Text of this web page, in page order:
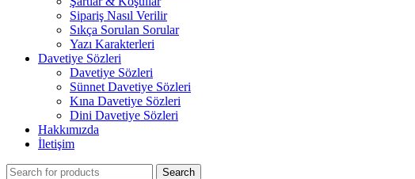
Sipariş Nasıl Verilir
Sıkça Sorulan Sorular
Yazı Karakterleri
Davetiye Sözleri
Davetiye Sözleri
Sünnet Davetiye Sözleri
Kına Davetiye Sözleri
Dini Davetiye Sözleri
Hakkımızda
İletişim
Search